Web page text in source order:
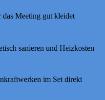
das Meeting gut kleidet
sanieren und Heizkosten
im Set direkt